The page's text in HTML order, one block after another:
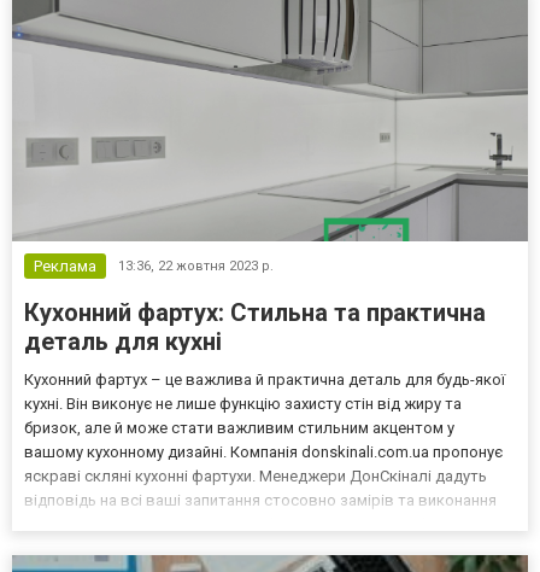
клиента. Особ...
Реклама 13:36, 22 жовтня 2023 р.
Кухонний фартух: Стильна та практична
деталь для кухні
Кухонний фартух – це важлива й практична деталь для будь-якої
кухні. Він виконує не лише функцію захисту стін від жиру та
бризок, але й може стати важливим стильним акцентом у
вашому кухонному дизайні. Компанія donskinali.com.ua пропонує
яскраві скляні кухонні фартухи. Менеджери ДонСкіналі дадуть
відповідь на всі ваші запитання стосовно замірів та виконання